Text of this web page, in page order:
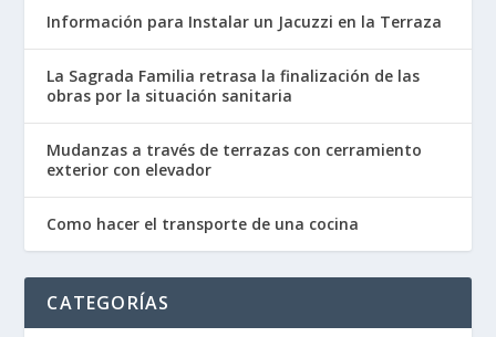
Información para Instalar un Jacuzzi en la Terraza
La Sagrada Familia retrasa la finalización de las
obras por la situación sanitaria
Mudanzas a través de terrazas con cerramiento
exterior con elevador
Como hacer el transporte de una cocina
CATEGORÍAS